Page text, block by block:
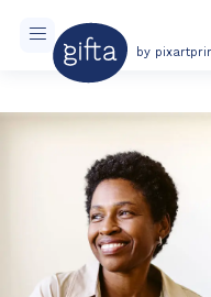
by
Livraison toujours